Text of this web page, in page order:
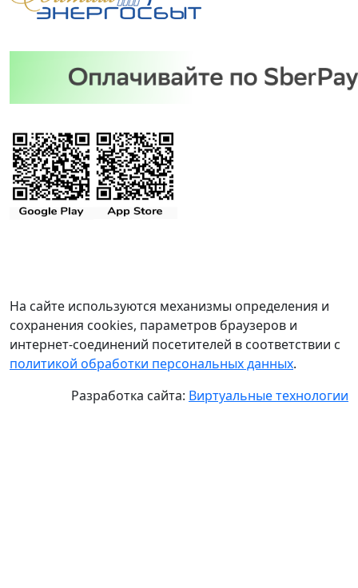
На сайте используются механизмы определения и
сохранения cookies, параметров браузеров и
интернет-соединений посетителей в соответствии с
политикой обработки персональных данных.
Разработка сайта: Виртуальные технологии